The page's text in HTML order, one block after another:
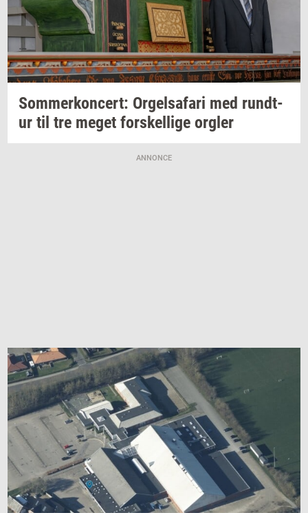
Som­mer­kon­cert: Or­gel­s­a­fa­ri med rund­t­
ur til tre meget for­skel­li­ge org­ler
ANNONCE